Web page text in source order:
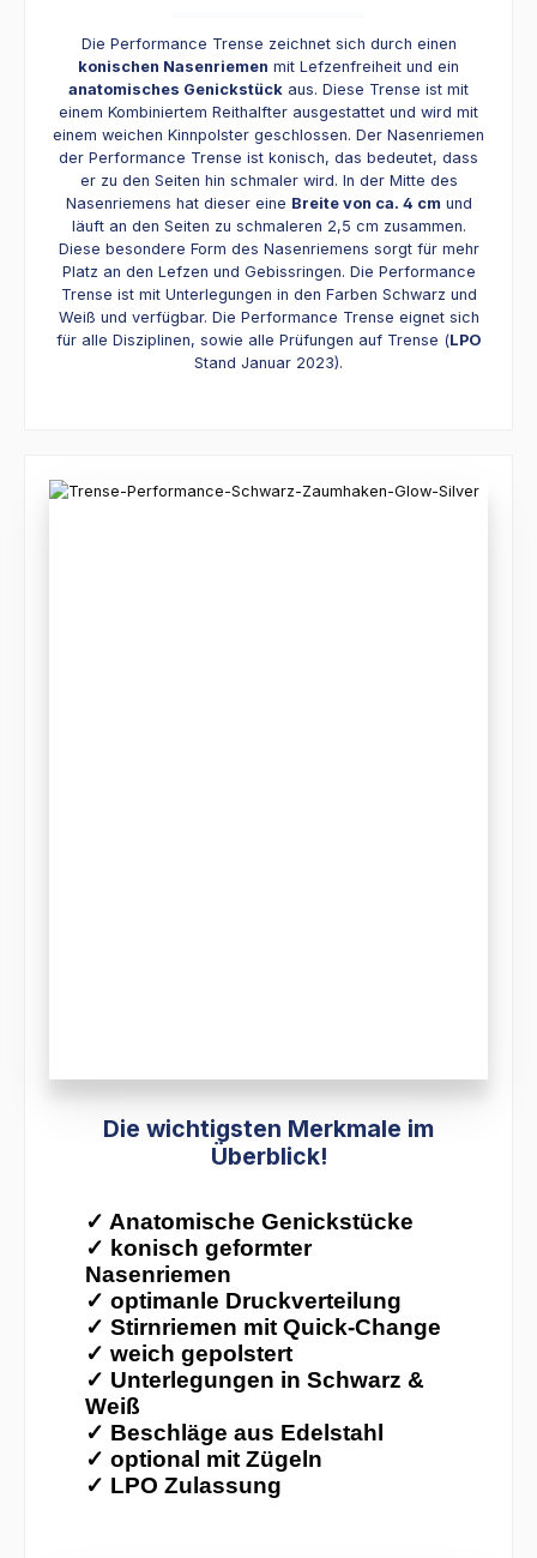
Die Performance Trense zeichnet sich durch einen
konischen Nasenriemen mit Lefzenfreiheit und ein
anatomisches Genickstück aus. Diese Trense ist mit
einem Kombiniertem Reithalfter ausgestattet und wird mit
einem weichen Kinnpolster geschlossen. Der Nasenriemen
der Performance Trense ist konisch, das bedeutet, dass
er zu den Seiten hin schmaler wird. In der Mitte des
Nasenriemens hat dieser eine Breite von ca. 4 cm und
läuft an den Seiten zu schmaleren 2,5 cm zusammen.
Diese besondere Form des Nasenriemens sorgt für mehr
Platz an den Lefzen und Gebissringen. Die Performance
Trense ist mit Unterlegungen in den Farben Schwarz und
Weiß und verfügbar. Die Performance Trense eignet sich
für alle Disziplinen, sowie alle Prüfungen auf Trense (LPO
Stand Januar 2023).
Die wichtigsten Merkmale im
Überblick!
✓ Anatomische Genickstücke
✓ konisch geformter
Nasenriemen
✓ optimanle Druckverteilung
✓ Stirnriemen mit Quick-Change
✓ weich gepolstert
✓ Unterlegungen in Schwarz &
Weiß
✓ Beschläge aus Edelstahl
✓ optional mit Zügeln
✓ LPO Zulassung